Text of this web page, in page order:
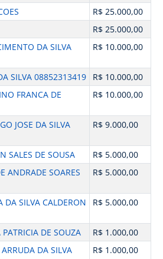
R$ 25.000,00
R$ 25.000,00
DA SILVA
R$ 10.000,00
SILVA 08852313419
R$ 10.000,00
FRANCA DE
R$ 10.000,00
JOSE DA SILVA
R$ 9.000,00
SALES DE SOUSA
R$ 5.000,00
ANDRADE SOARES
R$ 5.000,00
DA SILVA CALDERON
R$ 5.000,00
DE SOUZA
R$ 1.000,00
DA SILVA
R$ 1.000,00